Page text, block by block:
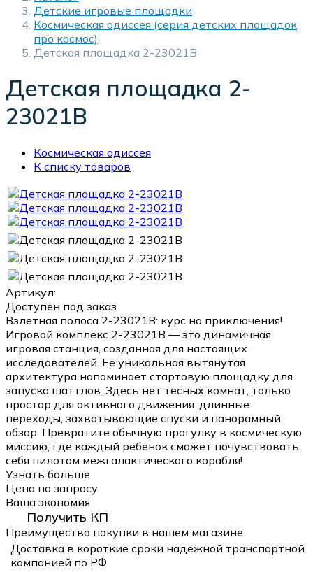
Детские игровые площадки
Космическая одиссея (серия детских площадок
про космос)
Детская площадка 2-23021В
Детская площадка 2-
23021В
Космическая одиссея
К списку товаров
Артикул:
Доступен под заказ
Взлетная полоса 2-23021B: курс на приключения!
Игровой комплекс 2-23021B — это динамичная
игровая станция, созданная для настоящих
исследователей. Её уникальная вытянутая
архитектура напоминает стартовую площадку для
запуска шаттлов. Здесь нет тесных комнат, только
простор для активного движения: длинные
переходы, захватывающие спуски и панорамный
обзор. Превратите обычную прогулку в космическую
миссию, где каждый ребенок сможет почувствовать
себя пилотом межгалактического корабля!
Узнать больше
Цена по запросу
Ваша экономия
Получить КП
Преимущества покупки в нашем магазине
Доставка в короткие сроки надежной транспортной
компанией по РФ